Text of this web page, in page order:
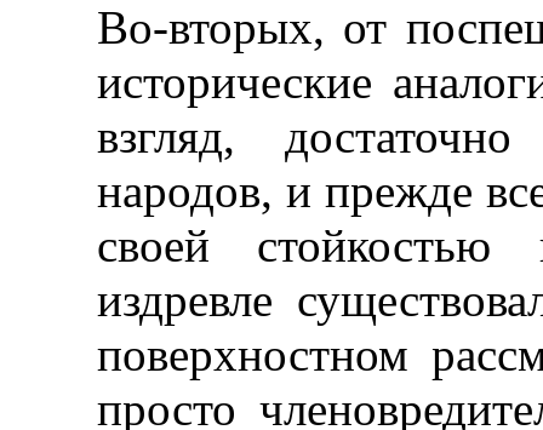
Во-вторых, от
исторические
взгляд,
народов, и прежде
своей
издревле
поверхностном
просто